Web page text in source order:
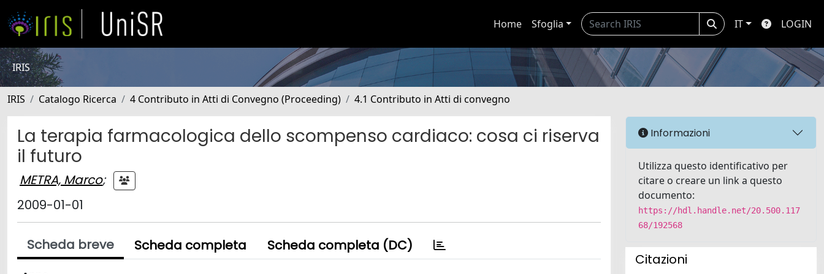
Home Sfoglia IT LOGIN
IRIS
IRIS Catalogo Ricerca 4 Contributo in Atti di Convegno (Proceeding) 4.1 Contributo in Atti di convegno
La terapia farmacologica dello scompenso cardiaco: cosa ci riserva
il futuro
METRA, Marco;
2009-01-01
Scheda breve Scheda completa Scheda completa (DC)
Informazioni
Utilizza questo identificativo per
citare o creare un link a questo
documento:
https://hdl.handle.net/20.500.117
68/192568
Citazioni